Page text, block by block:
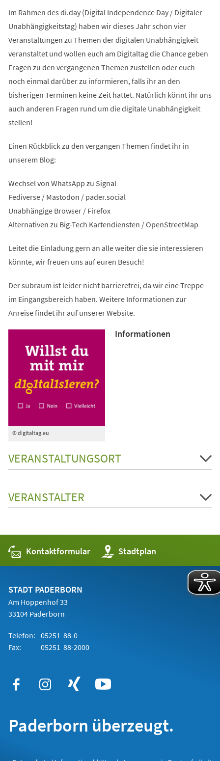
Im Rahmen des di.day (Digital Independence Day / Digitaler
Unabhängigkeitstag) haben wir dieses Jahr schon vier
Veranstaltungen zu Themen der digitalen Unabhängigkeit
veranstaltet und wollen euch am Digitaltag die Chance geben
Fragen zu den vergangenen Themen zustellen oder euch
noch einmal darüber zu informieren, falls ihr an den
bisherigen Terminen keine Zeit hattet. Natürlich könnt ihr uns
auch anderen Fragen rund um die digitale Unabhängigkeit
stellen!
Einen Rückblick zu den vergangen Themen findet ihr in
unserem Blog:
Wechsel von WhatsApp zu Signal
Fediverse / Mastodon / pader.social
Unabhängige Browser / Firefox
Alternativen zu Big-Tech Kartendiensten / OpenStreetMap
Leitet die Einladung gern an alle weiter die sie interessieren
könnte, wir freuen uns auf euren Besuch!
Der subraum ist leider nicht barrierefrei, da wir eine Treppe
im Eingangsbereich haben. Weitere Informationen zur
Anreise findet ihr auf unserer Website.
© digitaltag.eu
Informationen
VERANSTALTUNGSORT
VERANSTALTER
Kontaktformular Stadtplan
(Öffnet
in
einem
STADT PADERBORN
Am Hoppenhof 33
33104 Paderborn
Telefon: 05251 88-0
Fax:
05251 88-2000
Paderborn überzeugt.